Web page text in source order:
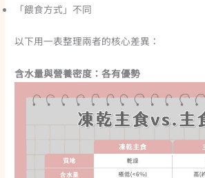
「餵食方式」不同
以下用一表整理兩者的核心差異：
含水量與營養密度：各有優勢